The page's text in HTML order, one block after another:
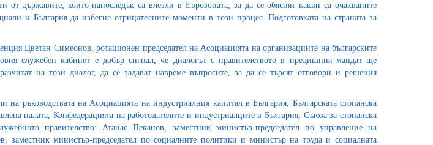
от държавите, които напоследък са влезли в Еврозоната, за да се обяснят какви са очакваните
и България да избегне отрицателните моменти в този процес. Подготовката на страната за
Цветан Симеонов, ротационен председател на Асоциацията на организациите на българските
служебен кабинет е добър сигнал, че диалогът с правителството в предишния мандат ще
на този диалог, да се задават навреме въпросите, за да се търсят отговори и решения
на ръководствата на Асоциацията на индустриалния капитал в България, Българската стопанска
палата, Конфедерацията на работодателите и индустриалците в България, Съюза за стопанска
правителство: Атанас Пеканов, заместник министър-председател по управление на
заместник министър-председател по социалните политики и министър на труда и социалната